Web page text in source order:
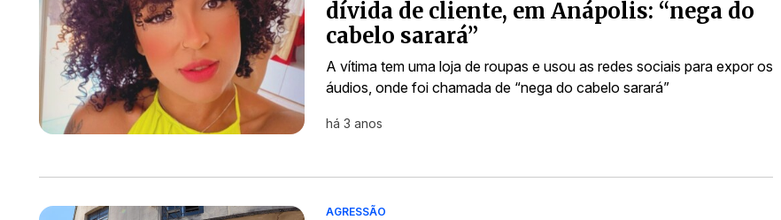
dívida de cliente, em Anápolis: “nega do
cabelo sarará”
A vítima tem uma loja de roupas e usou as redes sociais para expor os
áudios, onde foi chamada de “nega do cabelo sarará”
há 3 anos
AGRESSÃO